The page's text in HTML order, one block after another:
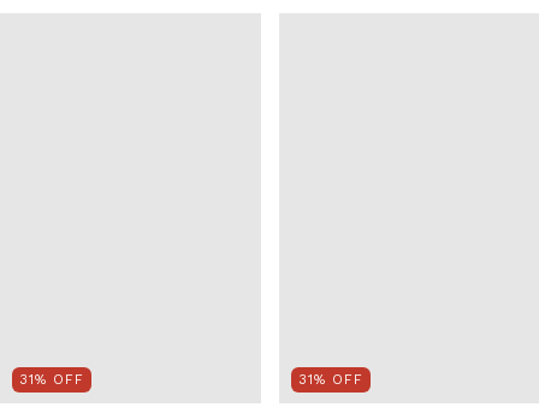
31% OFF 31% OFF